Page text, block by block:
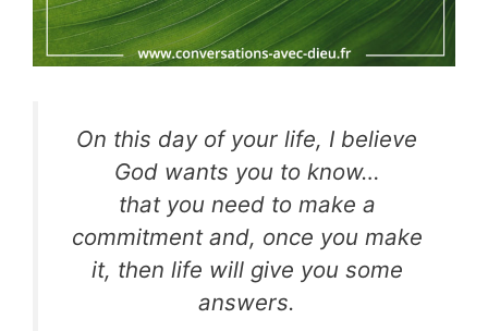
On this day of your life, I believe
God wants you to know…
that you need to make a
commitment and, once you make
it, then life will give you some
answers.